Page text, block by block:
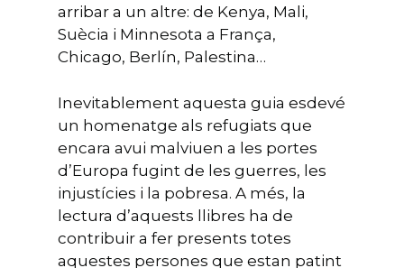
arribar a un altre: de Kenya, Mali,
Suècia i Minnesota a França,
Chicago, Berlín, Palestina…
Inevitablement aquesta guia esdevé
un homenatge als refugiats que
encara avui malviuen a les portes
d’Europa fugint de les guerres, les
injustícies i la pobresa. A més, la
lectura d’aquests llibres ha de
contribuir a fer presents totes
aquestes persones que estan patint